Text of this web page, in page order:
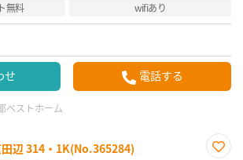
無料
wifiあり
せ 電話する
ベストホーム
辺 314・1K(No.365284)